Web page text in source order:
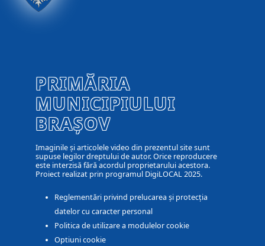
PRIMĂRIA
MUNICIPIULUI
BRAȘOV
Imaginile și articolele video din prezentul site sunt
supuse legilor dreptului de autor. Orice reproducere
este interzisă fără acordul proprietarului acestora.
Proiect realizat prin programul DigiLOCAL 2025.
Reglementări privind prelucarea și protecția
datelor cu caracter personal
Politica de utilizare a modulelor cookie
Optiuni cookie